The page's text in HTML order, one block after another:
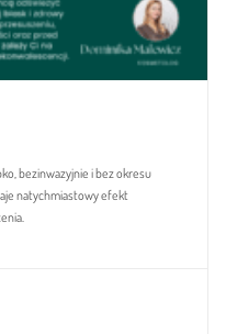
bezinwazyjnie i bez okresu
natychmiastowy efekt